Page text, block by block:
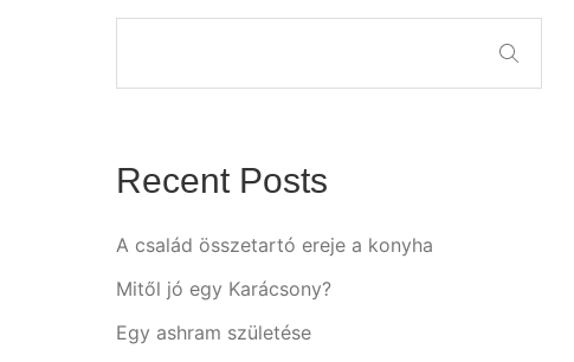
Recent Posts
A család összetartó ereje a konyha
Mitől jó egy Karácsony?
Egy ashram születése